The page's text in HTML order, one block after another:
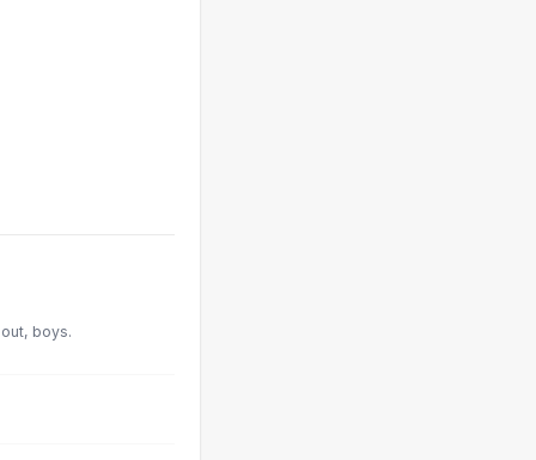
out, boys.